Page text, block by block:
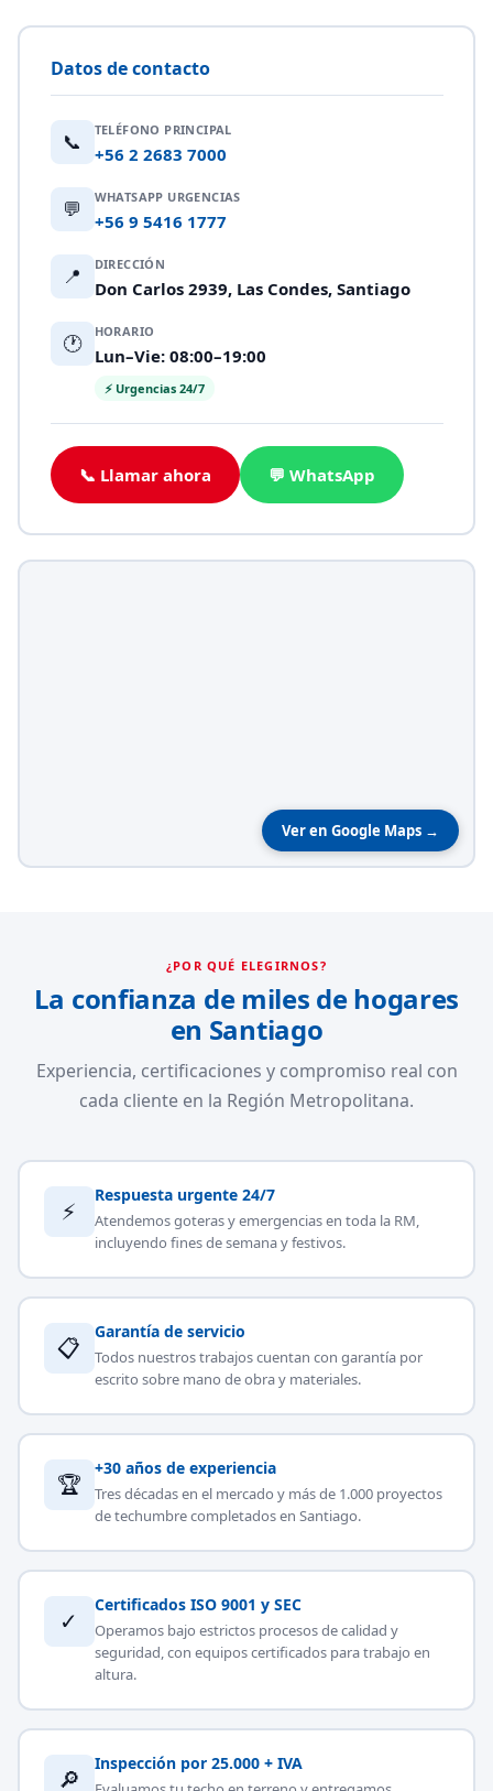
Datos de contacto
📞 TELÉFONO PRINCIPAL
+56 2 2683 7000
💬 WHATSAPP URGENCIAS
+56 9 5416 1777
📍 DIRECCIÓN
Don Carlos 2939, Las Condes, Santiago
🕐 HORARIO
Lun–Vie: 08:00–19:00
⚡ Urgencias 24/7
📞 Llamar ahora 💬 WhatsApp
Ver en Google Maps →
¿POR QUÉ ELEGIRNOS?
La confianza de miles de hogares
en Santiago
Experiencia, certificaciones y compromiso real con
cada cliente en la Región Metropolitana.
⚡
Respuesta urgente 24/7
Atendemos goteras y emergencias en toda la RM,
incluyendo fines de semana y festivos.
📋
Garantía de servicio
Todos nuestros trabajos cuentan con garantía por
escrito sobre mano de obra y materiales.
🏆
+30 años de experiencia
Tres décadas en el mercado y más de 1.000 proyectos
de techumbre completados en Santiago.
✓
Certificados ISO 9001 y SEC
Operamos bajo estrictos procesos de calidad y
seguridad, con equipos certificados para trabajo en
altura.
🔎
Inspección por 25.000 + IVA